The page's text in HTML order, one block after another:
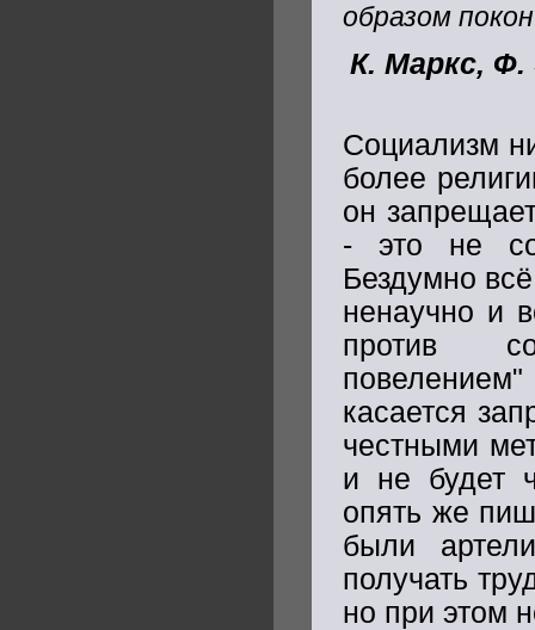
образом
К. Маркс, Ф.
Социализм
более
он
- это не
Бездумно
ненаучно и
против
касается
честными
и не будет
опять же
были
получать
но при этом